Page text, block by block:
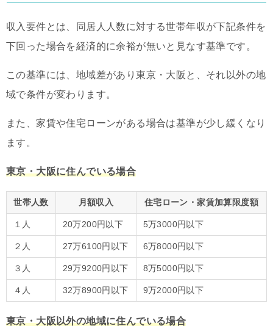
収入要件とは、同居人人数に対する世帯年収が下記条件を
下回った場合を経済的に余裕が無いと見なす基準です。
この基準には、地域差があり東京・大阪と、それ以外の地
域で条件が変わります。
また、家賃や住宅ローンがある場合は基準が少し緩くなり
ます。
東京・大阪に住んでいる場合
世帯人数 月額収入 住宅ローン・家賃加算限度額
１人 20万200円以下 5万3000円以下
２人 27万6100円以下 6万8000円以下
３人 29万9200円以下 8万5000円以下
４人 32万8900円以下 9万2000円以下
東京・大阪以外の地域に住んでいる場合